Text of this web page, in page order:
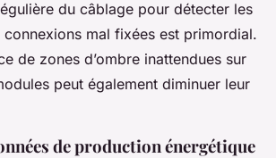
du câblage pour détecter les
mal fixées est primordial.
de zones d’ombre inattendues sur
peut également diminuer leur
de production énergétique